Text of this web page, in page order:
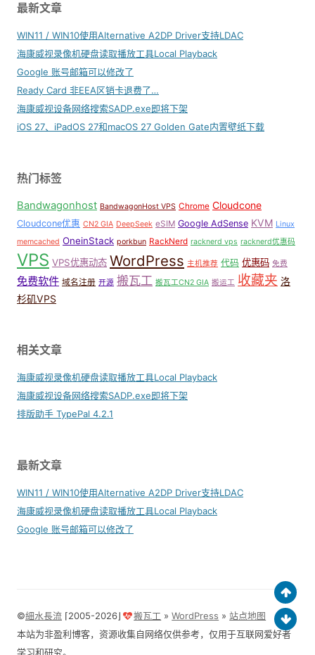
最新文章
WIN11 / WIN10使用Alternative A2DP Driver支持LDAC
海康威视录像机硬盘读取播放工具Local Playback
Google 账号邮箱可以修改了
Ready Card 非EEA区销卡退费了…
海康威视设备网络搜索SADP.exe即将下架
iOS 27、iPadOS 27和macOS 27 Golden Gate内置壁纸下载
热门标签
Bandwagonhost BandwagonHost VPS Chrome Cloudcone
Cloudcone优惠 CN2 GIA DeepSeek eSIM Google AdSense KVM Linux
memcached OneinStack porkbun RackNerd racknerd vps racknerd优惠码
VPS VPS优惠动态 WordPress 主机推荐 代码 优惠码 免费
免费软件 域名注册 开源 搬瓦工 搬瓦工CN2 GIA 搬运工 收藏夹 洛
杉矶VPS
相关文章
海康威视录像机硬盘读取播放工具Local Playback
海康威视设备网络搜索SADP.exe即将下架
排版助手 TypePal 4.2.1
最新文章
WIN11 / WIN10使用Alternative A2DP Driver支持LDAC
海康威视录像机硬盘读取播放工具Local Playback
Google 账号邮箱可以修改了
©細水長流 ⌈2005-2026⌋ 搬瓦工 »WordPress »站点地图
本站为非盈利博客，资源收集自网络仅供参考，仅用于互联网爱好者
学习和研究。